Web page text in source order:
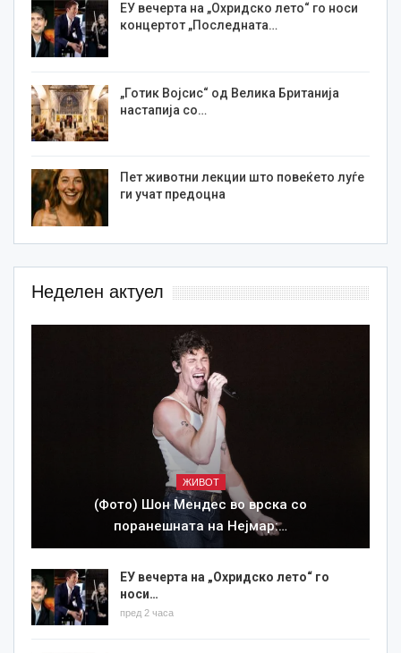
ЕУ вечерта на „Охридско лето“ го носи
концертот „Последната…
„Готик Војсис“ од Велика Британија
настапија со…
Пет животни лекции што повеќето луѓе
ги учат предоцна
Неделен актуел
ЖИВОТ
(Фото) Шон Мендес во врска со
поранешната на Нејмар:…
ЕУ вечерта на „Охридско лето“ го
носи…
пред 2 часа